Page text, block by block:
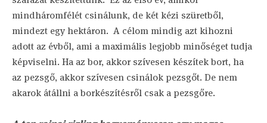
mindháromfélét csinálunk, de két kézi szüretből,
mindezt egy hektáron. A célom mindig azt kihozni
adott az évből, ami a maximális legjobb minőséget tudja
képviselni. Ha az bor, akkor szívesen készítek bort, ha
az pezsgő, akkor szívesen csinálok pezsgőt. De nem
akarok átállni a borkészítésről csak a pezsgőre.